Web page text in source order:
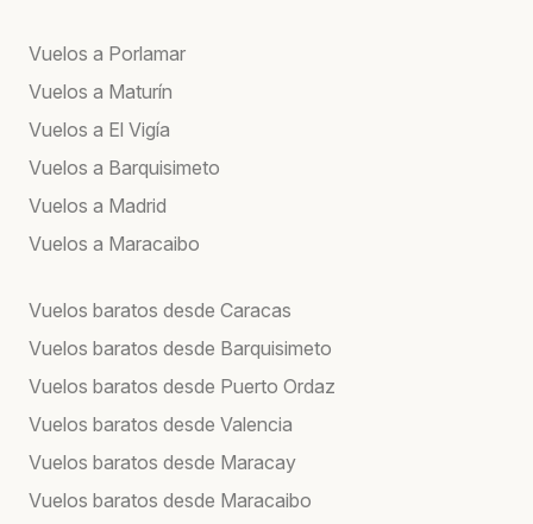
Vuelos a Porlamar
Vuelos a Maturín
Vuelos a El Vigía
Vuelos a Barquisimeto
Vuelos a Madrid
Vuelos a Maracaibo
Vuelos baratos desde Caracas
Vuelos baratos desde Barquisimeto
Vuelos baratos desde Puerto Ordaz
Vuelos baratos desde Valencia
Vuelos baratos desde Maracay
Vuelos baratos desde Maracaibo